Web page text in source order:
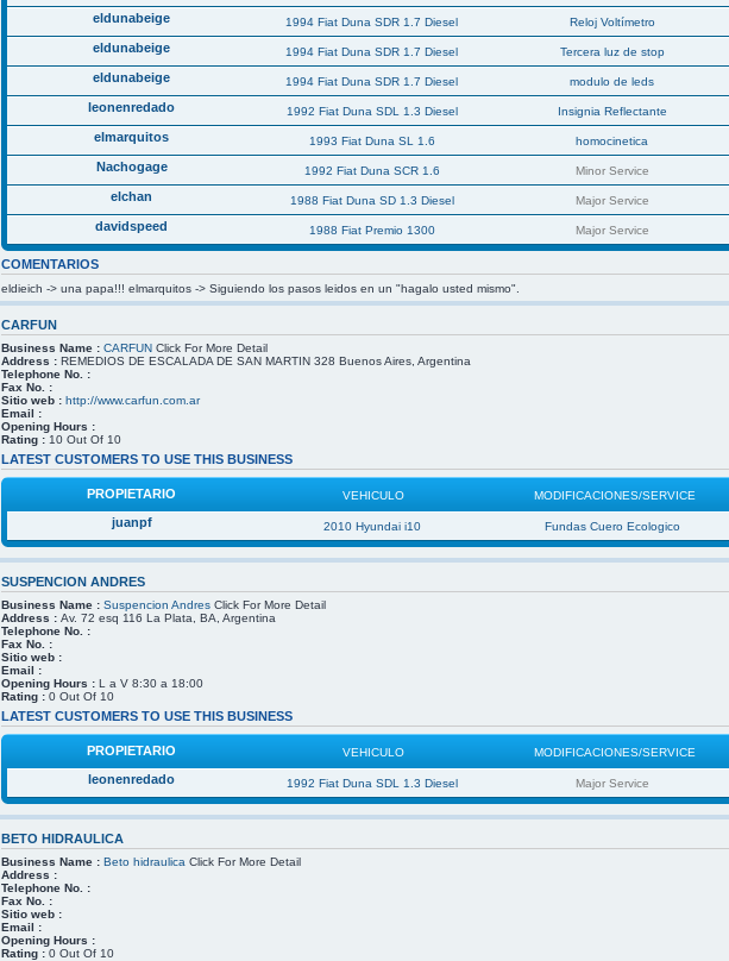
eldunabeige 1994 Fiat Duna SDR 1.7 Diesel Reloj Voltímetro
eldunabeige 1994 Fiat Duna SDR 1.7 Diesel Tercera luz de stop
eldunabeige 1994 Fiat Duna SDR 1.7 Diesel modulo de leds
leonenredado 1992 Fiat Duna SDL 1.3 Diesel Insignia Reflectante
elmarquitos 1993 Fiat Duna SL 1.6 homocinetica
Nachogage 1992 Fiat Duna SCR 1.6 Minor Service
elchan 1988 Fiat Duna SD 1.3 Diesel Major Service
davidspeed 1988 Fiat Premio 1300 Major Service
COMENTARIOS
eldieich -> una papa!!! elmarquitos -> Siguiendo los pasos leidos en un "hagalo usted mismo".
CARFUN
Business Name : CARFUNClick For More Detail
Address : REMEDIOS DE ESCALADA DE SAN MARTIN 328 Buenos Aires, Argentina
Telephone No. :
Fax No. :
Sitio web : http://www.carfun.com.ar
Email :
Opening Hours :
Rating : 10 Out Of 10
LATEST CUSTOMERS TO USE THIS BUSINESS
PROPIETARIO VEHICULO MODIFICACIONES/SERVICE
juanpf 2010 Hyundai i10 Fundas Cuero Ecologico
SUSPENCION ANDRES
Business Name : Suspencion AndresClick For More Detail
Address : Av. 72 esq 116 La Plata, BA, Argentina
Telephone No. :
Fax No. :
Sitio web :
Email :
Opening Hours : L a V 8:30 a 18:00
Rating : 0 Out Of 10
LATEST CUSTOMERS TO USE THIS BUSINESS
PROPIETARIO VEHICULO MODIFICACIONES/SERVICE
leonenredado 1992 Fiat Duna SDL 1.3 Diesel Major Service
BETO HIDRAULICA
Business Name : Beto hidraulica Click For More Detail
Address :
Telephone No. :
Fax No. :
Sitio web :
Email :
Opening Hours :
Rating : 0 Out Of 10